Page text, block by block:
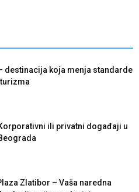
destinacija koja menja standarde
ili privatni događaji u
Zlatibor – Vaša naredna